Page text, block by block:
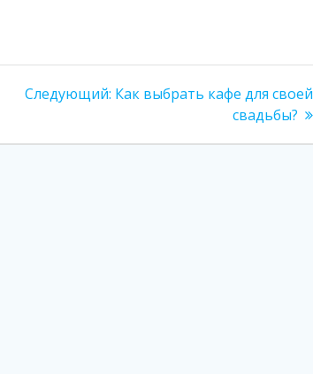
Следующий: Следующая
Как выбрать кафе для своей
свадьбы?